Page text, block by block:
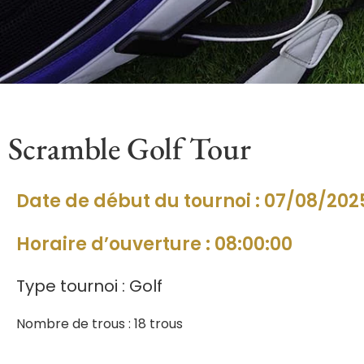
Scramble Golf Tour
Date de début du tournoi : 07/08/
Horaire d’ouverture : 08:00:00
Type tournoi : Golf
Nombre de trous : 18 trous